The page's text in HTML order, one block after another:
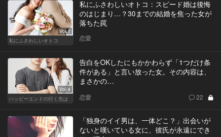
Vol.1
私にふさわしいオトコ
私にふさわしいオトコ：スピード婚は後悔
のはじまり…？30までの結婚を焦った女が
落ちた罠
恋愛
Vol.4
ハッピーエンドの行く先は
告白をOKしたにもかかわらず「1つだけ条
件がある」と言い放った女。その内容は、
まさかの…
恋愛 22
「独身のイイ男は、一体どこ？」出会いが
ないと嘆いている女に、彼氏が永遠にでき